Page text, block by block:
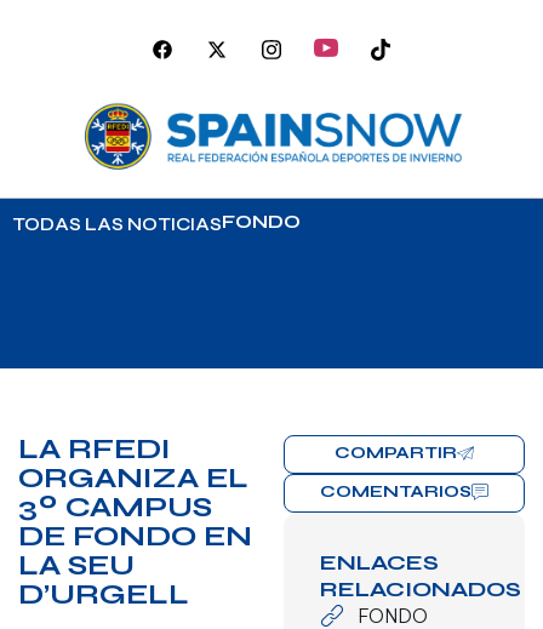
TODAS LAS NOTICIASFONDO
LA RFEDI
ORGANIZA EL
3º CAMPUS
DE FONDO EN
LA SEU
D’URGELL
COMPARTIR
COMENTARIOS
ENLACES
RELACIONADOS
FONDO